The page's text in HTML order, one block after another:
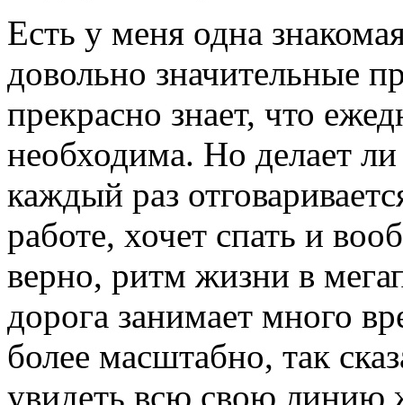
Есть у меня одна
довольно значительные
прекрасно знает, что
необходима. Но делает
каждый раз
работе, хочет спать и
верно, ритм жизни в
дорога занимает много
более масштабно, так
увидеть всю свою линию